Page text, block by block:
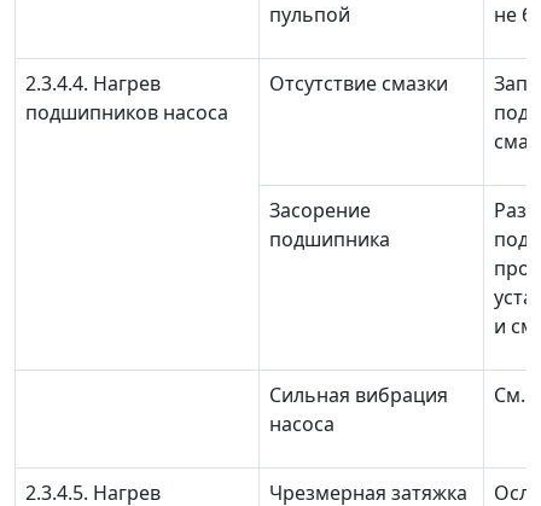
пульпой
не
2.3.4.4. Нагрев
подшипников насоса
Отсутствие смазки
Засорение
подшипника
и
Сильная вибрация
насоса
2.3.4.5. Нагрев
Чрезмерная затяжка